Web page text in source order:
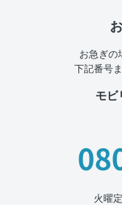
お急ぎの
下記番号
モビ
火曜